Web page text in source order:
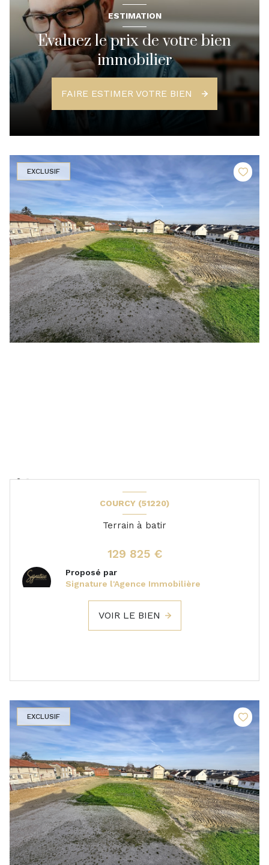
ESTIMATION
Evaluez le prix de votre bien
immobilier
FAIRE ESTIMER VOTRE BIEN
EXCLUSIF
COURCY (51220)
Terrain à batir
129 825 €
Proposé par
Signature l'Agence Immobilière
VOIR LE BIEN
EXCLUSIF